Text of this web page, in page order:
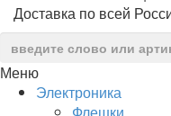
Доставка по всей
Меню
Электроника